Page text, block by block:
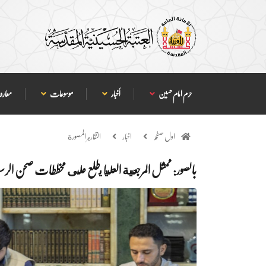
حرم امام حسین أخبار موسوعات
اول صفحہ اخبار التقارير المصورة
بالصور: ممثل المرجعية العليا يطلع على مخططات